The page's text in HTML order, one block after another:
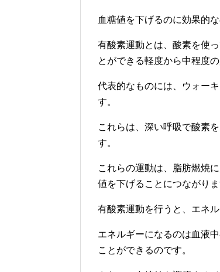
血糖値を下げるのに効果的
有酸素運動とは、酸素を使
とができる軽度から中程度
代表的なものには、ウォー
す。
これらは、深い呼吸で酸素
す。
これらの運動は、脂肪燃焼
値を下げることにつながりま
有酸素運動を行うと、エネ
エネルギーになるのは血液
ことができるのです。